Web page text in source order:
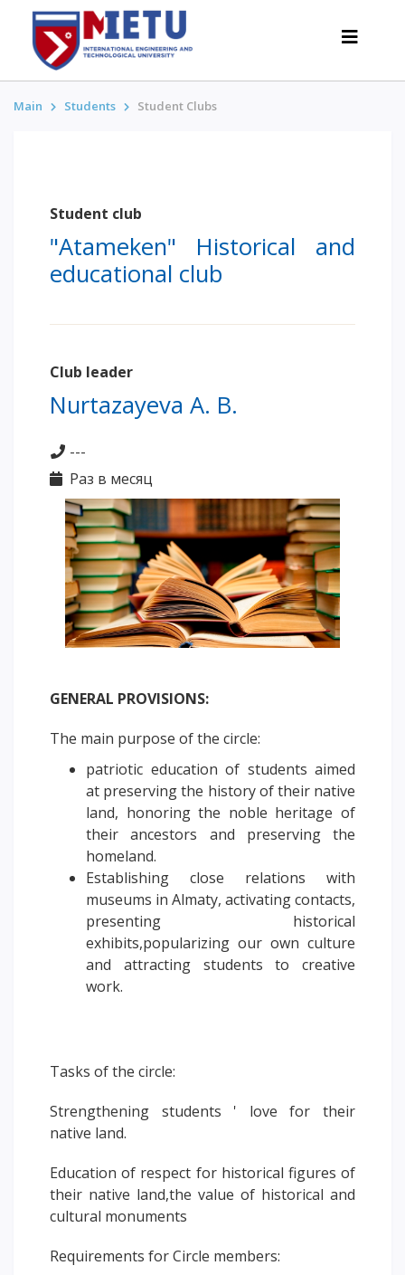
All about admission
Anti-Olympic
INTERESTING
ACCA International Program
Accommodation and dormitories
Campus Tour
International studying
METU Courses
EDUCATIONAL PROGRAMS
Master's degree
Second higher education
Distance Learning
PAY FOR TUITION
Main Students Student Clubs
Student club
"Atameken" Historical and
educational club
Club leader
Nurtazayeva A. B.
---
Раз в месяц
GENERAL PROVISIONS:
The main purpose of the circle:
patriotic education of students aimed
at preserving the history of their native
land, honoring the noble heritage of
their ancestors and preserving the
homeland.
Establishing close relations with
museums in Almaty, activating contacts,
presenting historical
exhibits,popularizing our own culture
and attracting students to creative
work.
Tasks of the circle:
Strengthening students ' love for their
native land.
Education of respect for historical figures of
their native land,the value of historical and
cultural monuments
Requirements for Circle members: